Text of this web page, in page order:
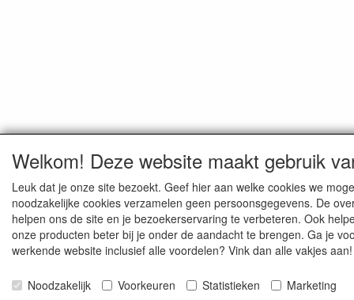
Welkom! Deze website maakt gebruik
Leuk dat je onze site bezoekt. Geef hier aan welke cookies we
noodzakelijke cookies verzamelen geen persoonsgegevens. De
helpen ons de site en je bezoekerservaring te verbeteren. Ook
onze producten beter bij je onder de aandacht te brengen. Ga je
werkende website inclusief alle voordelen? Vink dan alle vakjes aan!
Noodzakelijk Voorkeuren Statistieken Marketing